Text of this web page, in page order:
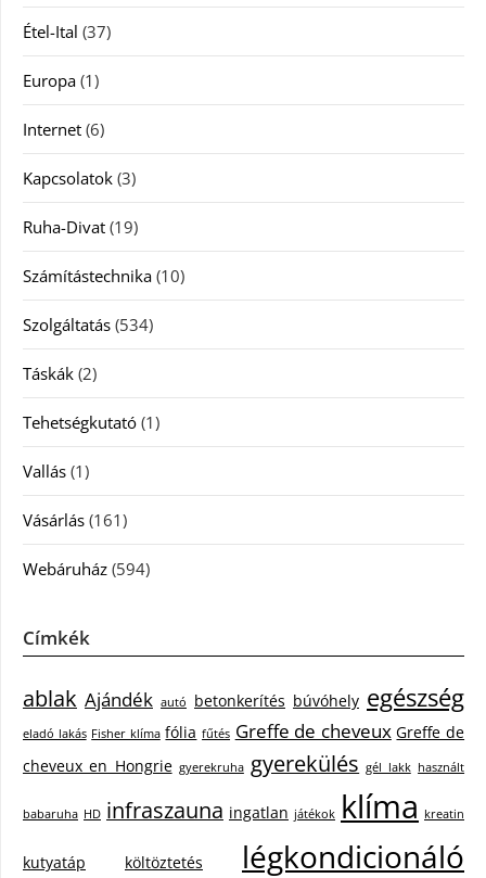
Étel-Ital (37)
Europa (1)
Internet (6)
Kapcsolatok (3)
Ruha-Divat (19)
Számítástechnika (10)
Szolgáltatás (534)
Táskák (2)
Tehetségkutató (1)
Vallás (1)
Vásárlás (161)
Webáruház (594)
Címkék
ablak Ajándék autó betonkerítés búvóhely egészség
eladó lakás Fisher klíma fólia fűtés Greffe de cheveux Greffe de
cheveux en Hongrie gyerekruha gyerekülés gél lakk használt
babaruha HD infraszauna ingatlan játékok klíma kreatin
kutyatáp költöztetés légkondicionáló